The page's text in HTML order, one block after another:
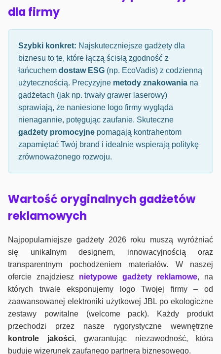
dla firmy
Szybki konkret: Najskuteczniejsze gadżety dla
biznesu to te, które łączą ścisłą zgodność z
łańcuchem dostaw ESG (np. EcoVadis) z codzienną
użytecznością. Precyzyjne metody znakowania na
gadżetach (jak np. trwały grawer laserowy)
sprawiają, że naniesione logo firmy wygląda
nienagannie, potęgując zaufanie. Skuteczne
gadżety promocyjne pomagają kontrahentom
zapamiętać Twój brand i idealnie wspierają politykę
zrównoważonego rozwoju.
Wartość oryginalnych gadżetów
reklamowych
Najpopularniejsze gadżety 2026 roku muszą wyróżniać
się unikalnym designem, innowacyjnością oraz
transparentnym pochodzeniem materiałów. W naszej
ofercie znajdziesz nietypowe gadżety reklamowe, na
których trwale eksponujemy logo Twojej firmy – od
zaawansowanej elektroniki użytkowej JBL po ekologiczne
zestawy powitalne (welcome pack). Każdy produkt
przechodzi przez nasze rygorystyczne wewnętrzne
kontrole jakości, gwarantując niezawodność, która
buduje wizerunek zaufanego partnera biznesowego.